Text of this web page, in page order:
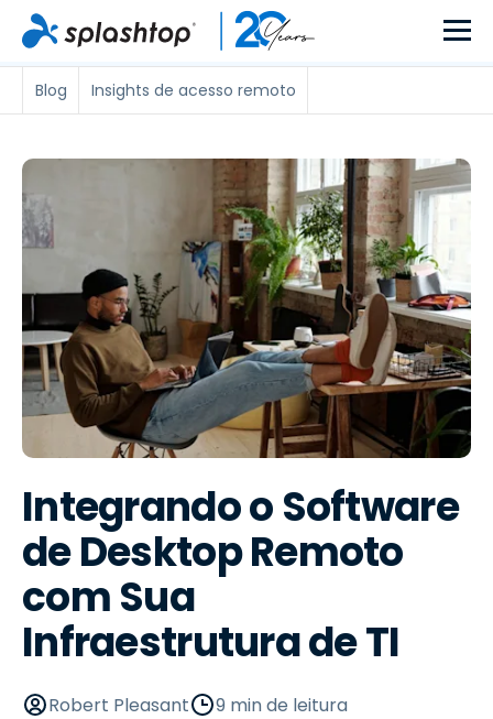
Blog Insights de acesso remoto
Integrando o Software
de Desktop Remoto
com Sua
Infraestrutura de TI
Robert Pleasant
9 min de leitura